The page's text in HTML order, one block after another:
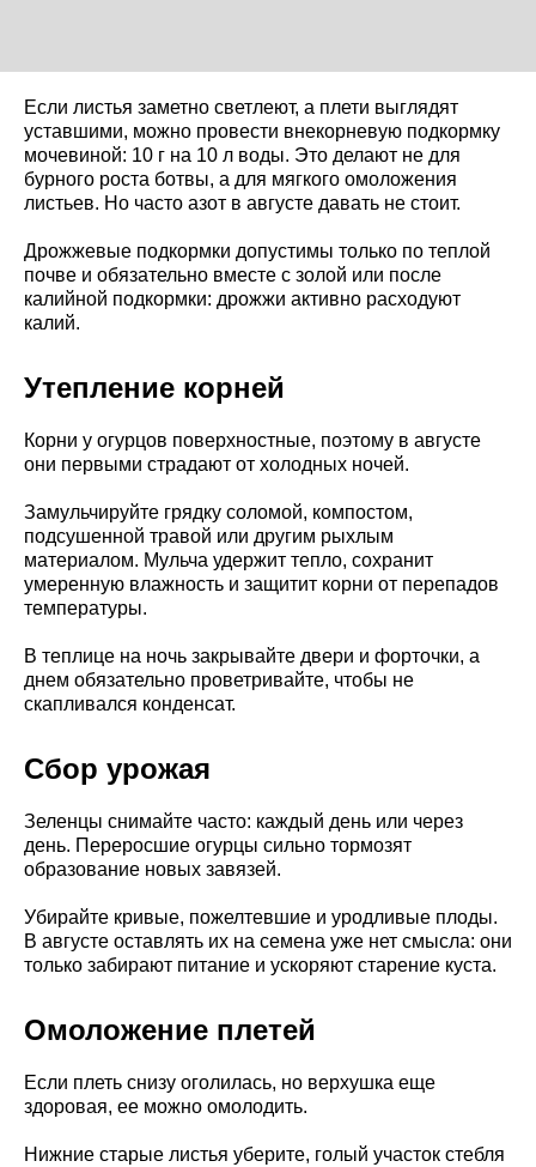
Если листья заметно светлеют, а плети выглядят
уставшими, можно провести внекорневую подкормку
мочевиной: 10 г на 10 л воды. Это делают не для
бурного роста ботвы, а для мягкого омоложения
листьев. Но часто азот в августе давать не стоит.
Дрожжевые подкормки допустимы только по теплой
почве и обязательно вместе с золой или после
калийной подкормки: дрожжи активно расходуют
калий.
Утепление корней
Корни у огурцов поверхностные, поэтому в августе
они первыми страдают от холодных ночей.
Замульчируйте грядку соломой, компостом,
подсушенной травой или другим рыхлым
материалом. Мульча удержит тепло, сохранит
умеренную влажность и защитит корни от перепадов
температуры.
В теплице на ночь закрывайте двери и форточки, а
днем обязательно проветривайте, чтобы не
скапливался конденсат.
Сбор урожая
Зеленцы снимайте часто: каждый день или через
день. Переросшие огурцы сильно тормозят
образование новых завязей.
Убирайте кривые, пожелтевшие и уродливые плоды.
В августе оставлять их на семена уже нет смысла: они
только забирают питание и ускоряют старение куста.
Омоложение плетей
Если плеть снизу оголилась, но верхушка еще
здоровая, ее можно омолодить.
Нижние старые листья уберите, голый участок стебля